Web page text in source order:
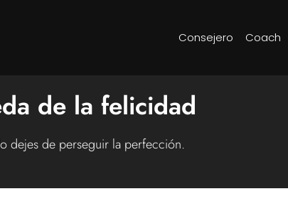
Consejero Coach
de la felicidad
dejes de perseguir la perfección.